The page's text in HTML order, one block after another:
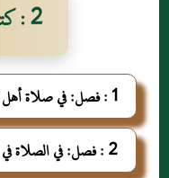
2 : كتـــاب الصـــلاة
1 : فصل: في صلاة أهل الأعذار
2 : فصل: في الصلاة في السفر و المطر